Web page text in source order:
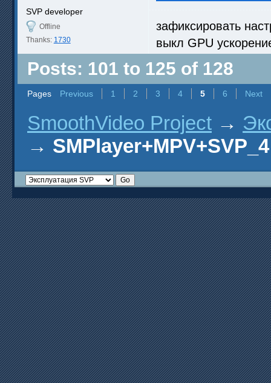
SVP developer
Offline
Thanks: 1730
зафиксировать
выкл GPU
Posts: 101 to 125 of 128
Pages Previous 1 2 3 4 5 6 Next
SmoothVideo Project →
→ SMPlayer+MPV+SVP_4